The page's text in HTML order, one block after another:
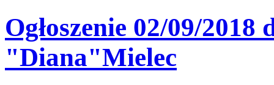
Ogłoszenie 02/09/
"Diana"Mielec